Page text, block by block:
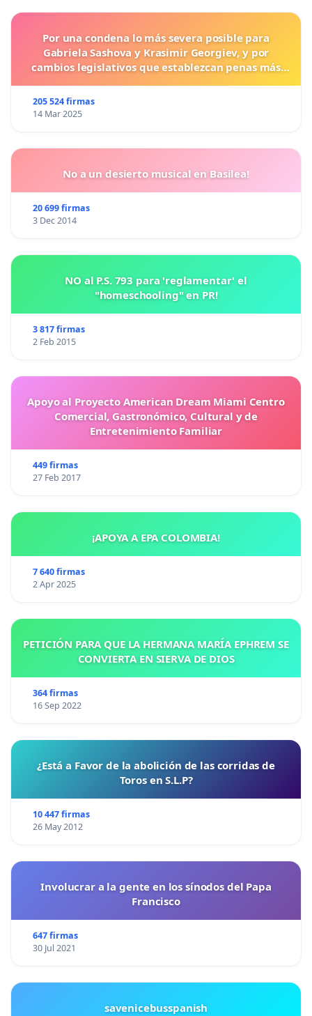
Por una condena lo más severa posible para
Gabriela Sashova y Krasimir Georgiev, y por
cambios legislativos que establezcan penas más
205 524 firmas
14 Mar 2025
No a un desierto musical en Basilea!
20 699 firmas
3 Dec 2014
NO al P.S. 793 para 'reglamentar' el
"homeschooling" en PR!
3 817 firmas
2 Feb 2015
Apoyo al Proyecto American Dream Miami Centro
Comercial, Gastronómico, Cultural y de
Entretenimiento Familiar
449 firmas
27 Feb 2017
¡APOYA A EPA COLOMBIA!
7 640 firmas
2 Apr 2025
PETICIÓN PARA QUE LA HERMANA MARÍA EPHREM SE
CONVIERTA EN SIERVA DE DIOS
364 firmas
16 Sep 2022
¿Está a Favor de la abolición de las corridas de
Toros en S.L.P?
10 447 firmas
26 May 2012
Involucrar a la gente en los sínodos del Papa
Francisco
647 firmas
30 Jul 2021
savenicebusspanish